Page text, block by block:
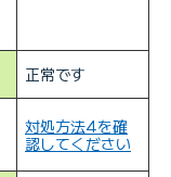
正常です
対処方法4を確
認してください